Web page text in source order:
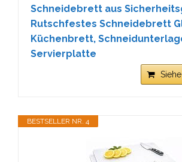
Schneidebrett aus
Rutschfestes Schneidebrett
Küchenbrett,
Servierplatte
BESTSELLER NR. 4